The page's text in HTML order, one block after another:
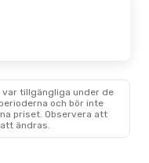
var tillgängliga under de
och bör inte
priset. Observera att
ändras.